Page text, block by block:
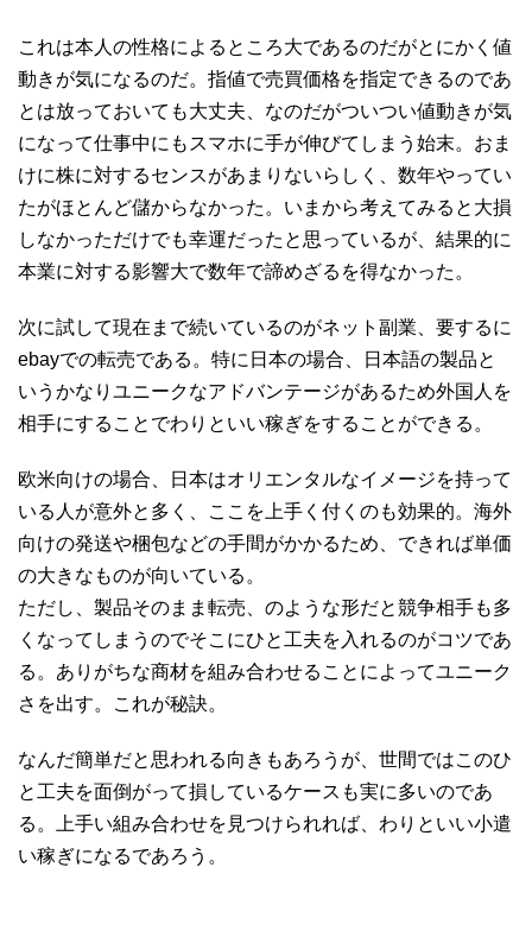
これは本人の性格によるところ大であるのだがとにかく値
動きが気になるのだ。指値で売買価格を指定できるのであ
とは放っておいても大丈夫、なのだがついつい値動きが気
になって仕事中にもスマホに手が伸びてしまう始末。おま
けに株に対するセンスがあまりないらしく、数年やってい
たがほとんど儲からなかった。いまから考えてみると大損
しなかっただけでも幸運だったと思っているが、結果的に
本業に対する影響大で数年で諦めざるを得なかった。
次に試して現在まで続いているのがネット副業、要するに
ebayでの転売である。特に日本の場合、日本語の製品と
いうかなりユニークなアドバンテージがあるため外国人を
相手にすることでわりといい稼ぎをすることができる。
欧米向けの場合、日本はオリエンタルなイメージを持って
いる人が意外と多く、ここを上手く付くのも効果的。海外
向けの発送や梱包などの手間がかかるため、できれば単価
の大きなものが向いている。
ただし、製品そのまま転売、のような形だと競争相手も多
くなってしまうのでそこにひと工夫を入れるのがコツであ
る。ありがちな商材を組み合わせることによってユニーク
さを出す。これが秘訣。
なんだ簡単だと思われる向きもあろうが、世間ではこのひ
と工夫を面倒がって損しているケースも実に多いのであ
る。上手い組み合わせを見つけられれば、わりといい小遣
い稼ぎになるであろう。